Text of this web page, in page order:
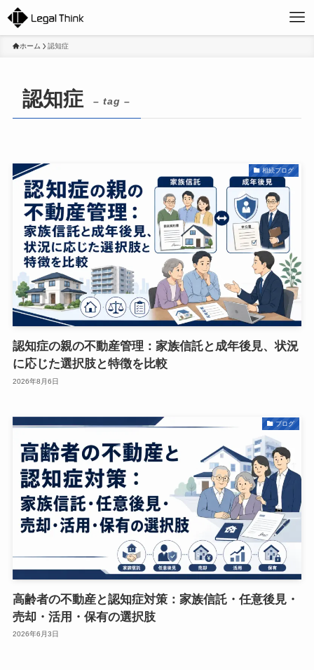
ホーム 認知症
認知症 – tag –
相続ブログ
認知症の親の不動産管理：家族信託と成年後見、状況
に応じた選択肢と特徴を比較
2026年8月6日
ブログ
高齢者の不動産と認知症対策：家族信託・任意後見・
売却・活用・保有の選択肢
2026年6月3日